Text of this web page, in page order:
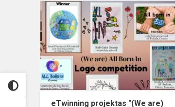
eTwinning projektas "(We are)